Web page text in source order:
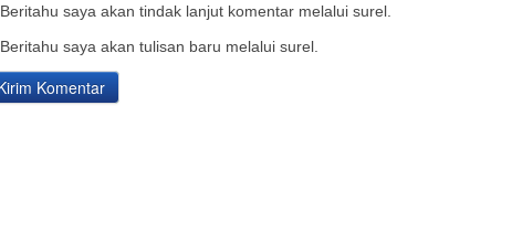
Beritahu saya akan tindak lanjut komentar melalui surel.
Beritahu saya akan tulisan baru melalui surel.